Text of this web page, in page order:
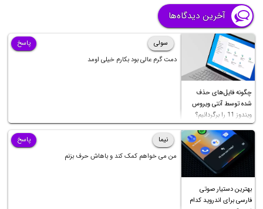
آخرین دیدگاه‌ها
چگونه فایل‌های حذف
شده توسط آنتی ویروس
ویندوز 11 را برگردانیم؟
سولی
دمت گرم عالی بود بکارم خیلی اومد
پاسخ
بهترین دستیار صوتی
فارسی برای اندروید کدام
نیما
من می خواهم کمک کند و باهاش حرف بزنم
پاسخ